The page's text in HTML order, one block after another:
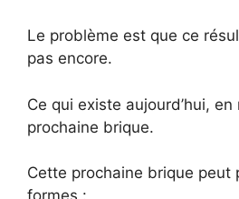
Le problème est que ce
pas encore.
Ce qui existe aujourd’hui, en
prochaine brique.
Cette prochaine brique peut